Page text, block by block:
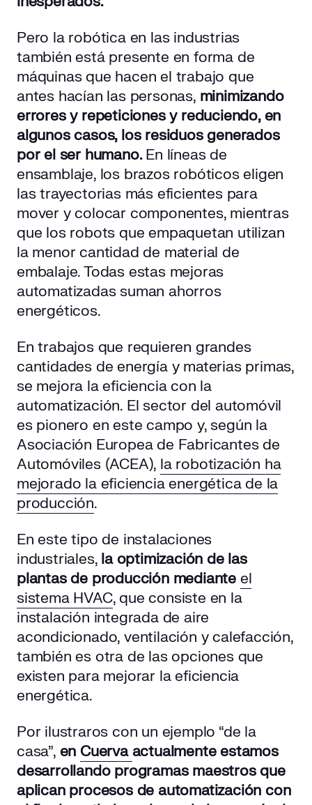
Pero la robótica en las industrias
también está presente en forma de
máquinas que hacen el trabajo que
antes hacían las personas, minimizando
errores y repeticiones y reduciendo, en
algunos casos, los residuos generados
por el ser humano.En líneas de
ensamblaje, los brazos robóticos eligen
las trayectorias más eficientes para
mover y colocar componentes, mientras
que los robots que empaquetan utilizan
la menor cantidad de material de
embalaje. Todas estas mejoras
automatizadas suman ahorros
energéticos.
En trabajos que requieren grandes
cantidades de energía y materias primas,
se mejora la eficiencia con la
automatización. El sector del automóvil
es pionero en este campo y, según la
Asociación Europea de Fabricantes de
Automóviles (ACEA), la robotización ha
mejorado la eficiencia energética de la
producción.
En este tipo de instalaciones
industriales, la optimización de las
plantas de producción mediante el
sistema HVAC, que consiste en la
instalación integrada de aire
acondicionado, ventilación y calefacción,
también es otra de las opciones que
existen para mejorar la eficiencia
energética.
Por ilustraros con un ejemplo “de la
casa”, en Cuervaactualmente estamos
desarrollando programas maestros que
aplican procesos de automatización con